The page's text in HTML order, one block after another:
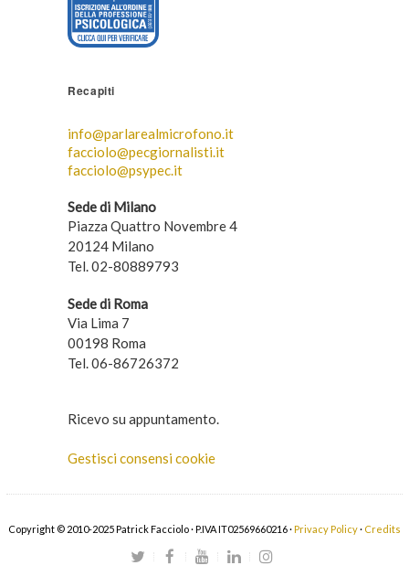
Recapiti
info@parlarealmicrofono.it
facciolo@pecgiornalisti.it
facciolo@psypec.it
Sede di Milano
Piazza Quattro Novembre 4
20124 Milano
Tel. 02-80889793
Sede di Roma
Via Lima 7
00198 Roma
Tel. 06-86726372
Ricevo su appuntamento.
Gestisci consensi cookie
Copyright © 2010-2025 Patrick Facciolo · P.IVA IT02569660216 ·Privacy Policy· Credits